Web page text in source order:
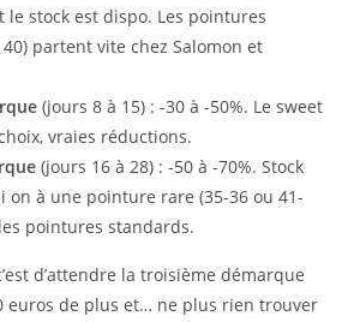
le stock est dispo. Les pointures
partent vite chez Salomon et
(jours 8 à 15) : -30 à -50%. Le sweet
vraies réductions.
(jours 16 à 28) : -50 à -70%. Stock
on à une pointure rare (35-36 ou 41-
pointures standards.
d’attendre la troisième démarque
euros de plus et… ne plus rien trouver